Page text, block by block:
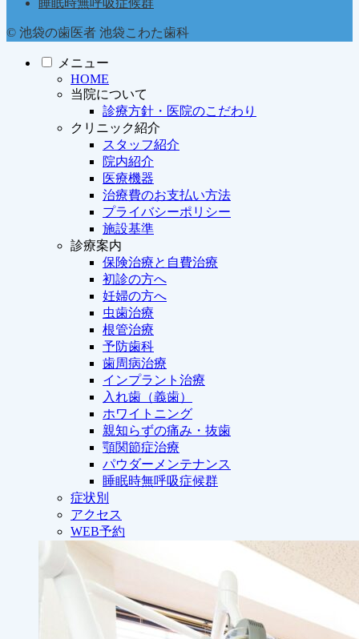
© 池袋の歯医者 池袋こわた歯科
メニュー
HOME
当院について
診療方針・医院のこだわり
クリニック紹介
スタッフ紹介
院内紹介
医療機器
治療費のお支払い方法
プライバシーポリシー
施設基準
診療案内
保険治療と自費治療
初診の方へ
妊婦の方へ
虫歯治療
根管治療
予防歯科
歯周病治療
インプラント治療
入れ歯（義歯）
ホワイトニング
親知らずの痛み・抜歯
顎関節症治療
パウダーメンテナンス
睡眠時無呼吸症候群
症状別
アクセス
WEB予約